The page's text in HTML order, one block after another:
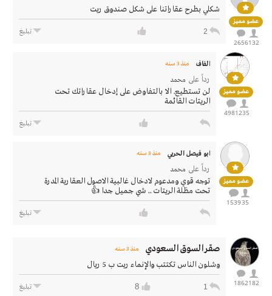
عضو مميز
132
2656
‏شكلي بطرح عقاراتنا على شكل صندوق ريت
2 تبليغ
عضو مميز
235
4981
الفاف منذ 3 سنه
رداً على محمد
لن تستطيع. الا بالتفاوض على إدخال عقاراتك تحت
الريتات القائمة
تبليغ
عضو مميز
35
1539
ابو فيصل الحربي منذ 3 سنه
رداً على محمد
توجه قوي ومدعوم لادخال غالبية الاصول العقارية المدرة
تحت مظلة الريتات .. شي جميل جدا 👍
تبليغ
182
1862
صقر السوق السعودي منذ 3 سنه
وشلون الناس تكتتب والإنماء ريت ب 5 ريال
1
8 تبليغ